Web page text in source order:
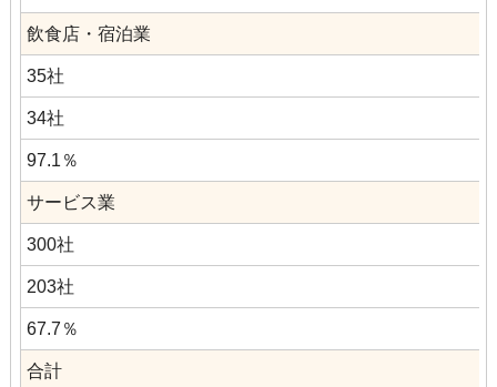
飲食店・宿泊業
35社
34社
97.1％
サービス業
300社
203社
67.7％
合計